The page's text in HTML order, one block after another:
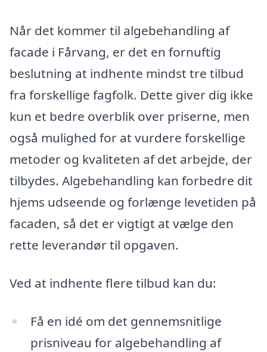
Når det kommer til algebehandling af
facade i Fårvang, er det en fornuftig
beslutning at indhente mindst tre tilbud
fra forskellige fagfolk. Dette giver dig ikke
kun et bedre overblik over priserne, men
også mulighed for at vurdere forskellige
metoder og kvaliteten af det arbejde, der
tilbydes. Algebehandling kan forbedre dit
hjems udseende og forlænge levetiden på
facaden, så det er vigtigt at vælge den
rette leverandør til opgaven.
Ved at indhente flere tilbud kan du:
Få en idé om det gennemsnitlige
prisniveau for algebehandling af